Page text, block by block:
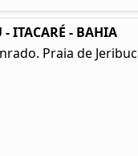
- ITACARÉ - BAHIA
Praia de